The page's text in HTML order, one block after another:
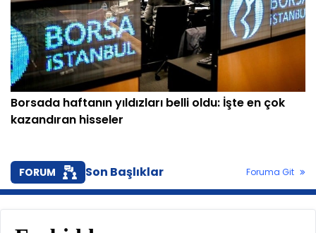
Borsada haftanın yıldızları belli oldu: İşte en çok
kazandıran hisseler
FORUM Son Başlıklar Foruma Git